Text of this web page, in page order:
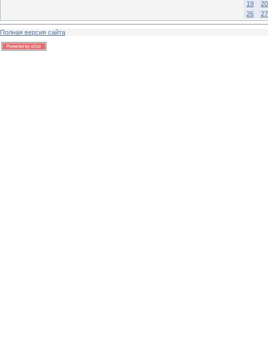
19
20
26
27
Полная версия сайта